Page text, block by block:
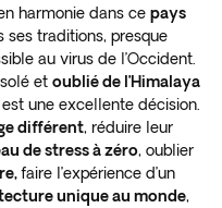
harmonie dans ce pays
ses traditions, presque
au virus de l’Occident.
et oublié de l’Himalaya
est une excellente décision.
différent, réduire leur
de stress à zéro, oublier
faire l’expérience d’un
unique au monde,